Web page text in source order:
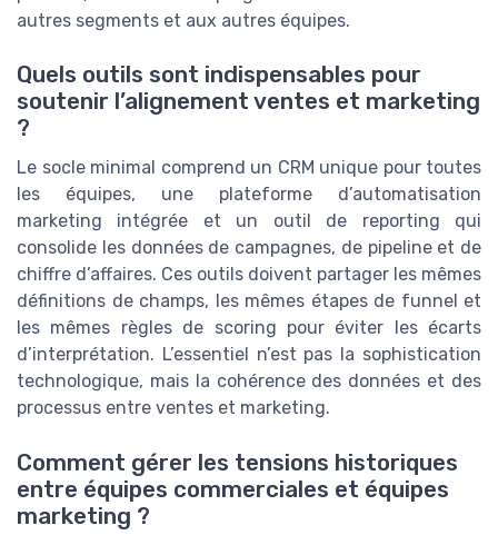
autres segments et aux autres équipes.
Quels outils sont indispensables pour
soutenir l’alignement ventes et marketing
?
Le socle minimal comprend un CRM unique pour toutes
les équipes, une plateforme d’automatisation
marketing intégrée et un outil de reporting qui
consolide les données de campagnes, de pipeline et de
chiffre d’affaires. Ces outils doivent partager les mêmes
définitions de champs, les mêmes étapes de funnel et
les mêmes règles de scoring pour éviter les écarts
d’interprétation. L’essentiel n’est pas la sophistication
technologique, mais la cohérence des données et des
processus entre ventes et marketing.
Comment gérer les tensions historiques
entre équipes commerciales et équipes
marketing ?